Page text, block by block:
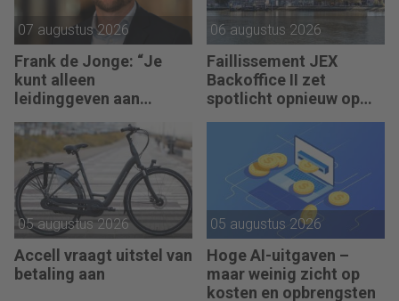
07 augustus 2026
Frank de Jonge: “Je
kunt alleen
leidinggeven aan
kunt geven aan jezelf.”
06 augustus 2026
Faillissement JEX
Backoffice II zet
spotlicht opnieuw op
05 augustus 2026
Accell vraagt uitstel van
betaling aan
05 augustus 2026
Hoge AI-uitgaven –
maar weinig zicht op
kosten en opbrengsten